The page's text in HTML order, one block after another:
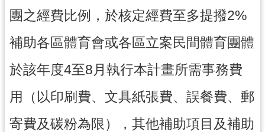
站
料
放
告
桃
團之經費比例，於核定經費至多提撥2%
補助各區體育會或各區立案民間體育團體
於該年度4至8月執行本計畫所需事務費
用（以印刷費、文具紙張費、誤餐費、郵
寄費及碳粉為限），其他補助項目及補助